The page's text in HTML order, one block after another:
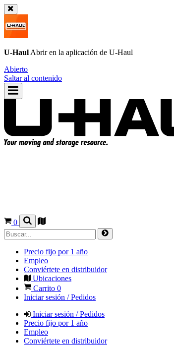
U-Haul Abrir en la aplicación de U-Haul
Abierto
Saltar al contenido
0
Precio fijo por 1 año
Empleo
Conviértete en distribuidor
Ubicaciones
Carrito 0
Iniciar sesión / Pedidos
Iniciar sesión / Pedidos
Precio fijo por 1 año
Empleo
Conviértete en distribuidor